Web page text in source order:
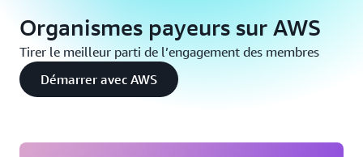
Organismes payeurs sur AWS
Tirer le meilleur parti de l’engagement des membres
Démarrer avec AWS